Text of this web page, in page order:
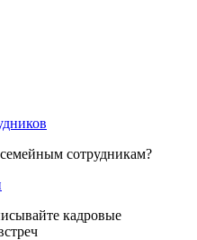
сотрудникам?
кадровые